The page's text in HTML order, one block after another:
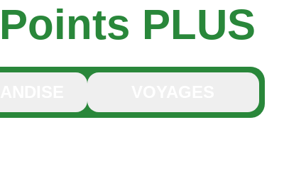
Points PLUS